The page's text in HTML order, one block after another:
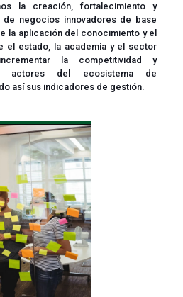
la creación, fortalecimiento y
negocios innovadores de base
la aplicación del conocimiento y el
el estado, la academia y el sector
la competitividad y
actores del ecosistema de
así sus indicadores de gestión.